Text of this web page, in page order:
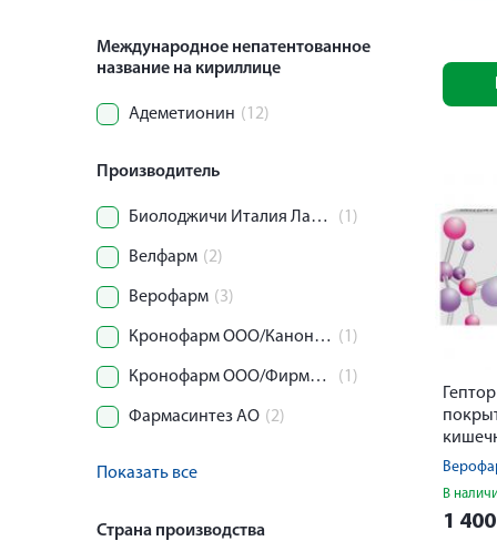
Международное непатентованное
название на кириллице
Адеметионин (12)
Производитель
Биолоджичи Италия Лабораториз С.р.Л./Верофарм ООО/Дельфарм Сен Реми (1)
Велфарм (2)
Верофарм (3)
Кронофарм ООО/Канонфарма продакшн ЗАО (1)
Кронофарм ООО/Фирма ФЕРМЕНТ ООО (1)
Фармасинтез АО (2)
Показать все
Страна производства
В
1 400